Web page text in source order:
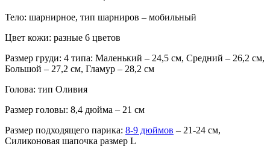
Тело: шарнирное, тип шарниров – мобильный
Цвет кожи: разные 6 цветов
Размер груди: 4 типа: Маленький – 24,5 см, Средний – 26,2 см,
Большой – 27,2 см, Гламур – 28,2 см
Голова: тип Оливия
Размер головы: 8,4 дюйма – 21 см
Размер подходящего парика: 8-9 дюймов – 21-24 см,
Силиконовая шапочка размер L